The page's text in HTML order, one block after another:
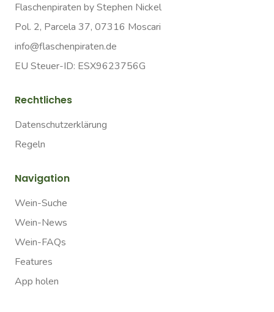
Flaschenpiraten by Stephen Nickel
Pol. 2, Parcela 37, 07316 Moscari
info@flaschenpiraten.de
EU Steuer-ID: ESX9623756G
Rechtliches
Datenschutzerklärung
Regeln
Navigation
Wein-Suche
Wein-News
Wein-FAQs
Features
App holen